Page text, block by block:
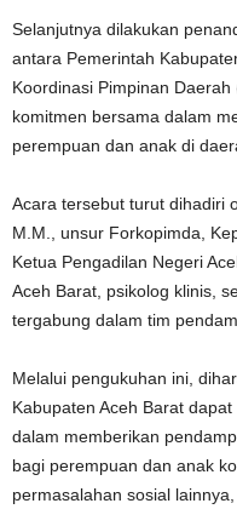
Selanjutnya dilakukan
antara Pemerintah
Koordinasi Pimpinan
komitmen bersama dalam
perempuan dan anak di
Acara tersebut turut dihadiri
M.M., unsur Forkopimda,
Ketua Pengadilan Negeri
Aceh Barat, psikolog klinis,
tergabung dalam tim
Melalui pengukuhan ini,
Kabupaten Aceh Barat
dalam memberikan
bagi perempuan dan anak
permasalahan sosial